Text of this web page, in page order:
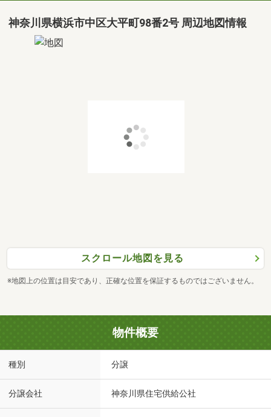
神奈川県横浜市中区大平町98番2号 周辺地図情報
スクロール地図を見る
※地図上の位置は目安であり、正確な位置を保証するものではございません。
物件概要
種別 分譲
分譲会社 神奈川県住宅供給公社